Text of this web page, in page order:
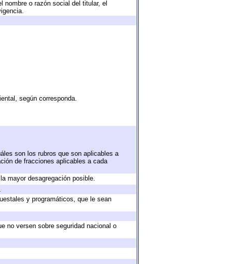
o razón social del titular, el
según corresponda.
son los rubros que son aplicables a
de fracciones aplicables a cada
mayor desagregación posible.
y programáticos, que le sean
no versen sobre seguridad nacional o